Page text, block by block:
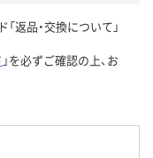
返品・交換について」
」を必ずご確認の上、お